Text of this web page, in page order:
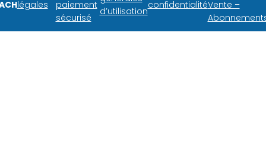
légales
paiement
sécurisé
d’utilisation
confidentialitéVente –